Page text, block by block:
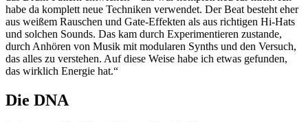
habe da komplett neue Techniken verwendet. Der Beat besteht eher
aus weißem Rauschen und Gate-Effekten als aus richtigen Hi-Hats
und solchen Sounds. Das kam durch Experimentieren zustande,
durch Anhören von Musik mit modularen Synths und den Versuch,
das alles zu verstehen. Auf diese Weise habe ich etwas gefunden,
das wirklich Energie hat.“
Die DNA